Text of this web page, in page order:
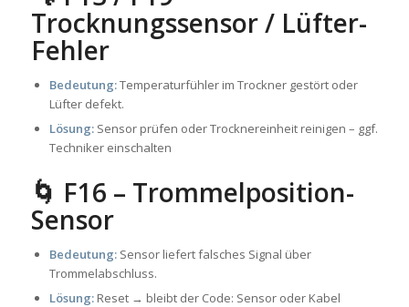
Trocknungssensor / Lüfter-
Fehler
Bedeutung:Temperaturfühler im Trockner gestört oder
Lüfter defekt.
Lösung:Sensor prüfen oder Trocknereinheit reinigen – ggf.
Techniker einschalten
🌀 F16 – Trommelposition-
Sensor
Bedeutung:Sensor liefert falsches Signal über
Trommelabschluss.
Lösung:Reset → bleibt der Code: Sensor oder Kabel